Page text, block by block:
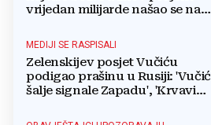
vrijedan milijarde našao se na
MEDIJI SE RASPISALI
Zelenskijev posjet Vučiću
podigao prašinu u Rusiji: 'Vučić
šalje signale Zapadu', 'Krvavi